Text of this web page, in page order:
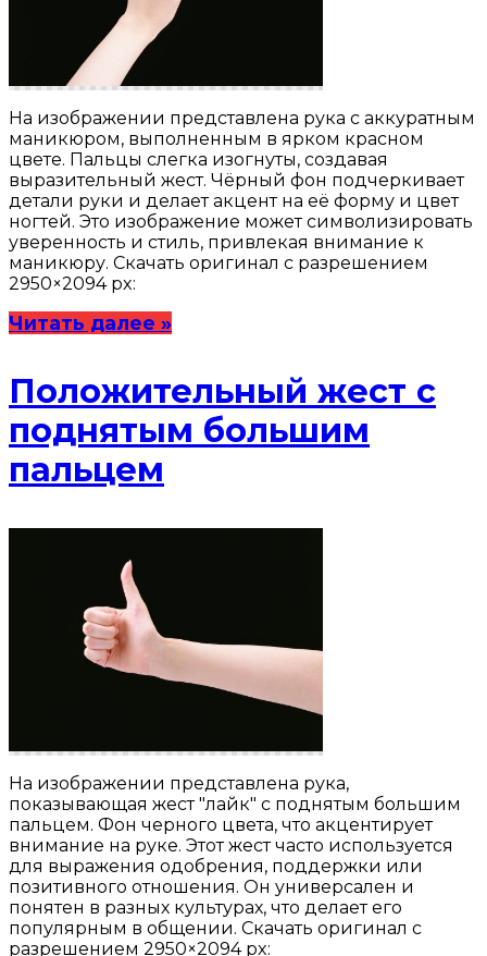
На изображении представлена рука с аккуратным
маникюром, выполненным в ярком красном
цвете. Пальцы слегка изогнуты, создавая
выразительный жест. Чёрный фон подчеркивает
детали руки и делает акцент на её форму и цвет
ногтей. Это изображение может символизировать
уверенность и стиль, привлекая внимание к
маникюру. Скачать оригинал с разрешением
2950×2094 px:
Читать далее »
Положительный жест с
поднятым большим
пальцем
На изображении представлена рука,
показывающая жест "лайк" с поднятым большим
пальцем. Фон черного цвета, что акцентирует
внимание на руке. Этот жест часто используется
для выражения одобрения, поддержки или
позитивного отношения. Он универсален и
понятен в разных культурах, что делает его
популярным в общении. Скачать оригинал с
разрешением 2950×2094 px: